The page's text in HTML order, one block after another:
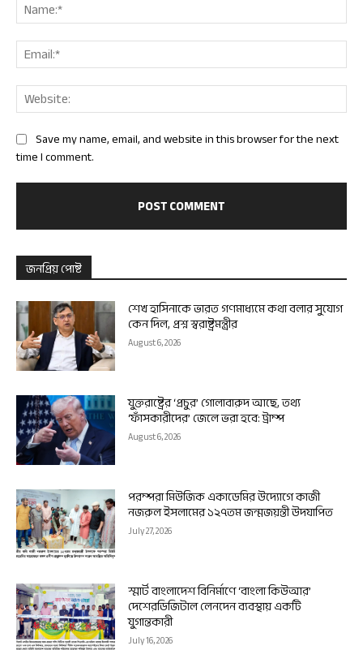
Save my name, email, and website in this browser for the next
time I comment.
জনপ্রিয় পোষ্ট
শেখ হাসিনাকে ভারত গণমাধ্যমে কথা বলার সুযোগ
কেন দিল, প্রশ্ন স্বরাষ্ট্রমন্ত্রীর
August 6, 2026
যুক্তরাষ্ট্রের ‘প্রচুর’ গোলাবারুদ আছে, তথ্য
‘ফাঁসকারীদের’ জেলে ভরা হবে: ট্রাম্প
August 6, 2026
পরম্পরা মিউজিক একাডেমির উদ্যোগে কাজী
নজরুল ইসলামের ১২৭তম জন্মজয়ন্তী উদযাপিত
July 27, 2026
স্মার্ট বাংলাদেশ বিনির্মাণে ‘বাংলা কিউআর’
দেশেরডিজিটাল লেনদেন ব্যবস্থায় একটি
যুগান্তকারী
July 16, 2026